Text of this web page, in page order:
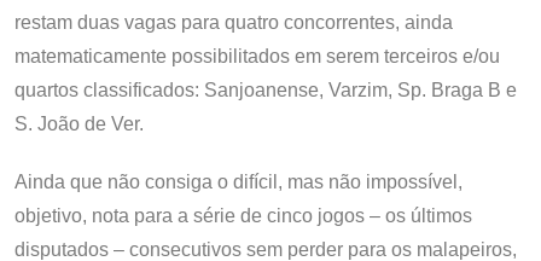
restam duas vagas para quatro concorrentes, ainda
matematicamente possibilitados em serem terceiros e/ou
quartos classificados: Sanjoanense, Varzim, Sp. Braga B e
S. João de Ver.
Ainda que não consiga o difícil, mas não impossível,
objetivo, nota para a série de cinco jogos – os últimos
disputados – consecutivos sem perder para os malapeiros,